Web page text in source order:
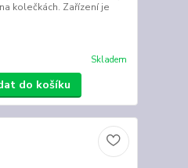
kolečkách. Zařízení je
Skladem
do košíku